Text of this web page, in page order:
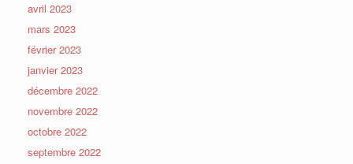
avril 2023
mars 2023
février 2023
janvier 2023
décembre 2022
novembre 2022
octobre 2022
septembre 2022